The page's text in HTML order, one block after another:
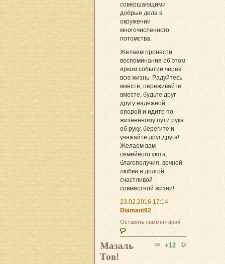
совершающими
добрые дела в
окружении
многочисленного
потомства.
Желаем пронести
воспоминания об этом
ярком событии через
всю жизнь. Радуйтесь
вместе, переживайте
вместе, будьте друг
другу надежной
опорой и идите по
жизненному пути рука
об руку, берегите и
уважайте друг друга!
Желаем вам
семейного уюта,
благополучия, вечной
любви и долгой,
счастливой
совместной жизни!
23.02.2016 17:14
Diamant92
Оставить комментарий
+12
Мазаль
Тов!